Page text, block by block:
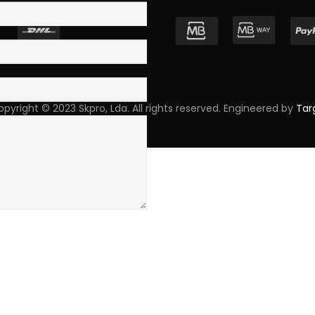
© 2023 Skpro, Lda. All rights reserved. Engineered by